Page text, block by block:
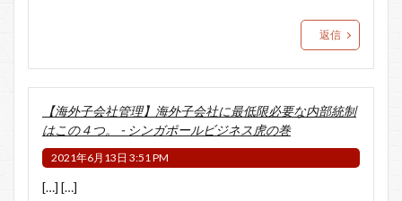
返信
【海外子会社管理】海外子会社に最低限必要な内部統制
はこの４つ。 - シンガポールビジネス虎の巻
2021年6月13日 3:51 PM
[…] […]